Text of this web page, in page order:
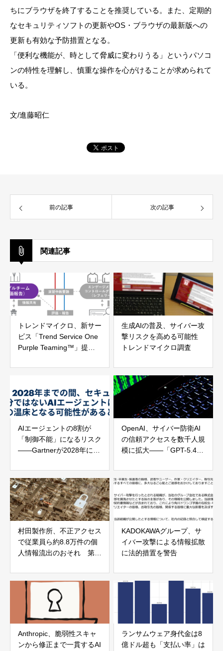
ちにブラウザを終了することを推奨している。また、定期的
なセキュリティソフトの更新やOS・ブラウザの最新版への
更新も有効な予防措置となる。
「便利な機能が、時として脅威に変わりうる」というパソコ
ンの特性を理解し、慎重な操作を心がけることが求められて
いる。
文/進藤昭仁
前の記事 次の記事
関連記事
トレンドマイクロ、新サー
ビス「Trend Service One
Purple Teaming™」提供
生成AIの普及、サイバー攻
撃リスクを高める可能性
トレンドマイクロ調査
AIエージェントの8割が
「制御不能」になるリスク
——Gartnerが2028年に向
OpenAI、サイバー防衛AI
の信頼アクセスを数千人規
模に拡大——「GPT-5.4-
村田製作所、不正アクセス
で従業員ら約8.8万件の個
人情報流出のおそれ 第三
KADOKAWAグループ、サ
イバー攻撃による情報拡散
に法的措置を警告
Anthropic、脆弱性スキャ
ンから修正まで一貫するAI
ランサムウェア身代金は8
億ドル超も「支払い率」は